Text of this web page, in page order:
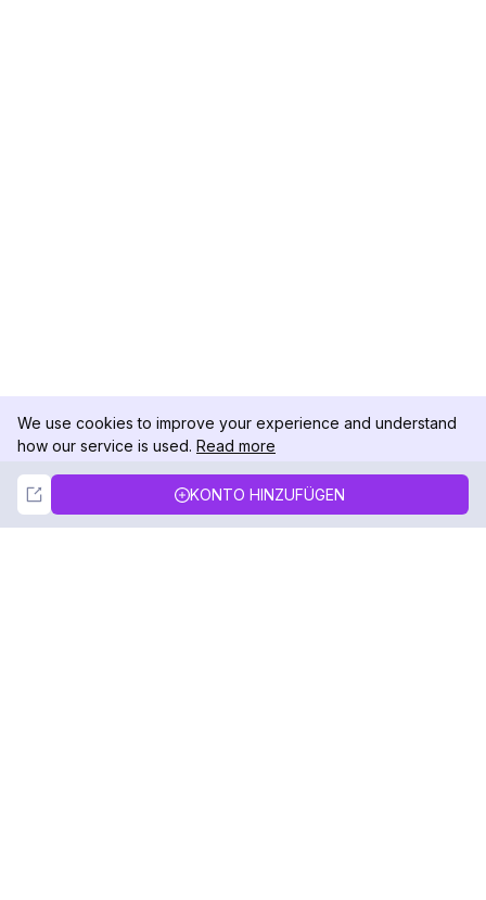
KONTO HINZUFÜGEN
We use cookies to improve your experience and understand
how our service is used. Read more
Accept